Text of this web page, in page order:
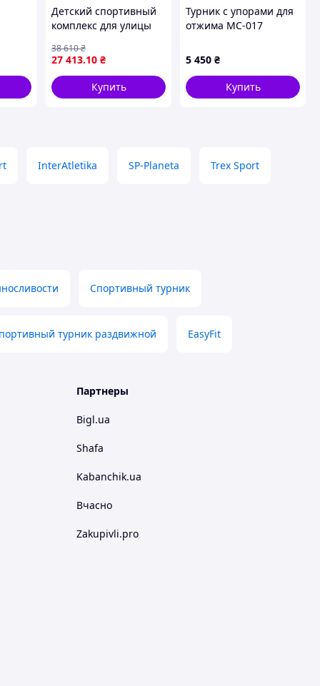
Детский спортивный
комплекс для улицы
27 413.10 ₴
38 610₴
Купить
Турник с упорами для
отжима MC-017
5 450 ₴
Купить
InterAtletika SP-Planeta Trex Sport
Спортивный турник
турник раздвижной EasyFit
Партнеры
Bigl.ua
Shafa
Kabanchik.ua
Вчасно
Zakupivli.pro